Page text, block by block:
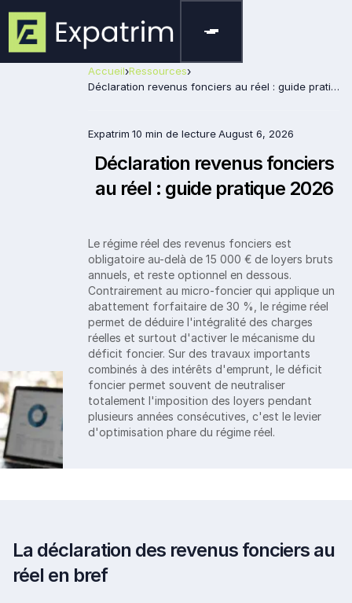
Accueil›Ressources›
Déclaration revenus fonciers au réel : guide pratique 2026
Expatrim 10 min de lectureAugust 6, 2026
Déclaration revenus fonciers
au réel : guide pratique 2026
Le régime réel des revenus fonciers est
obligatoire au-delà de 15 000 € de loyers bruts
annuels, et reste optionnel en dessous.
Contrairement au micro-foncier qui applique un
abattement forfaitaire de 30 %, le régime réel
permet de déduire l'intégralité des charges
réelles et surtout d'activer le mécanisme du
déficit foncier. Sur des travaux importants
combinés à des intérêts d'emprunt, le déficit
foncier permet souvent de neutraliser
totalement l'imposition des loyers pendant
plusieurs années consécutives, c'est le levier
d'optimisation phare du régime réel.
La déclaration des revenus fonciers au
réel en bref